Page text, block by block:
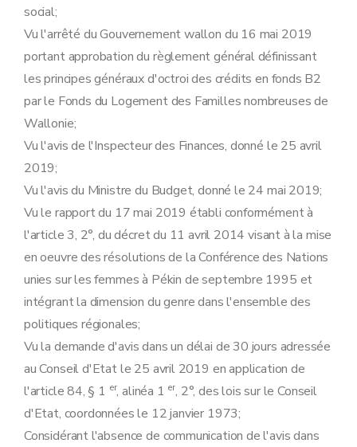
Art. 22/2
Art. 22/3
Art. 22/4
Art. 22/5
Sous-section 4
(L'augmentation des rendements de production, de distribution et de stockage des installations d'eau chaude sanitaire - AM du 29 juin 2023, art. 23)
Art. 23/2
Art. 23/3
Chapitre III
Art. 24
Disposition finale
Art. 25
Annexe
social;
Vu l'arrêté du Gouvernement wallon du 16 mai 2019
portant approbation du règlement général définissant
les principes généraux d'octroi des crédits en fonds B2
par le Fonds du Logement des Familles nombreuses de
Wallonie;
Vu l'avis de l'Inspecteur des Finances, donné le 25 avril
2019;
Vu l'avis du Ministre du Budget, donné le 24 mai 2019;
Vu le rapport du 17 mai 2019 établi conformément à
l'article 3, 2°, du décret du 11 avril 2014 visant à la mise
en oeuvre des résolutions de la Conférence des Nations
unies sur les femmes à Pékin de septembre 1995 et
intégrant la dimension du genre dans l'ensemble des
politiques régionales;
Vu la demande d'avis dans un délai de 30 jours adressée
au Conseil d'Etat le 25 avril 2019 en application de
l'article 84, § 1 er, alinéa 1 er, 2°, des lois sur le Conseil
d'Etat, coordonnées le 12 janvier 1973;
Considérant l'absence de communication de l'avis dans